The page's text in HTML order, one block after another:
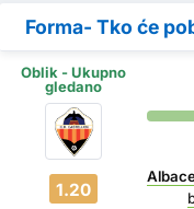
Forma- Tko će
Oblik - Ukupno
gledano
1.20